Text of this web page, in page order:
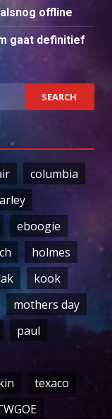
offline
gaat definitief
columbia
eboogie
holmes
kook
mothers day
paul
texaco